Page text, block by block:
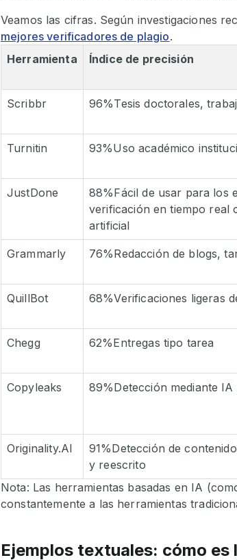
Veamos las cifras. Según investigaciones
mejores verificadores de plagio.
Herramienta
Índice de precisión
Scribbr 96%Tesis doctorales,
Turnitin 93%Uso académico
JustDone
88%Fácil de usar para los
verificación en tiempo real
artificial
Grammarly 76%Redacción de blogs,
QuillBot 68%Verificaciones ligeras
Chegg 62%Entregas tipo tarea
Copyleaks 89%Detección mediante IA
Originality.AI
91%Detección de
y reescrito
Nota: Las herramientas basadas en IA
constantemente a las herramientas
Ejemplos textuales: cómo es